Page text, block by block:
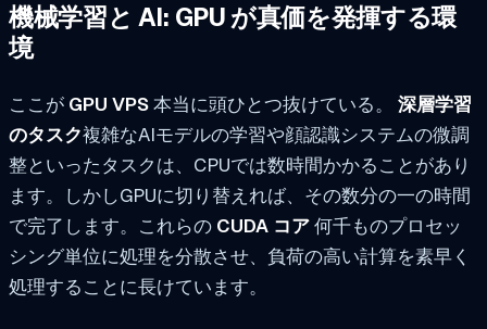
機械学習と AI: GPU が真価を発揮する環
境
ここが GPU VPS本当に頭ひとつ抜けている。 深層学習
のタスク複雑なAIモデルの学習や顔認識システムの微調
整といったタスクは、CPUでは数時間かかることがあり
ます。しかしGPUに切り替えれば、その数分の一の時間
で完了します。これらの CUDA コア何千ものプロセッ
シング単位に処理を分散させ、負荷の高い計算を素早く
処理することに長けています。